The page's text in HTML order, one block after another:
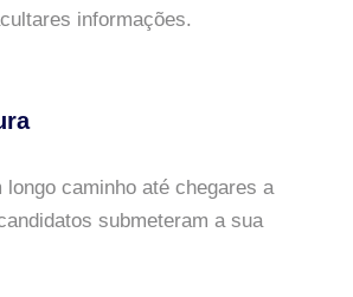
informações.
longo caminho até chegares a
submeteram a sua